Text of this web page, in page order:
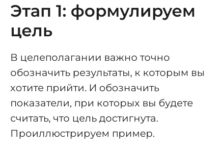
Этап 1: формулируем
цель
В целеполагании важно точно
обозначить результаты, к которым вы
хотите прийти. И обозначить
показатели, при которых вы будете
считать, что цель достигнута.
Проиллюстрируем пример.